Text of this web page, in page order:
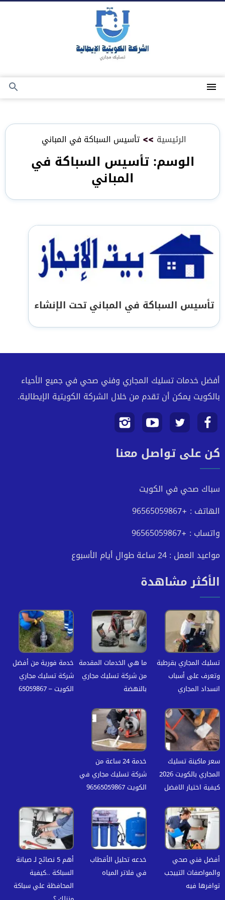
القائمة
بحث
الرئيسية >> تأسيس السباكة في المباني
الوسم:تأسيس السباكة في
المباني
تأسيس السباكة في المباني تحت الإنشاء
أفضل خدمات تسليك المجاري وفني صحي في جميع الأحياء
بالكويت يمكن أن تقدم من خلال الشركة الكويتية الإيطالية.
تابعنا
على
تابعنا
على
تابعنا
على
تابعنا
علىكن على تواصل معنا
سباك صحي في الكويت
الهاتف : +96565059867
واتساب : +96565059867
مواعيد العمل : 24 ساعة طوال أيام الأسبوع
الأكثر مشاهدة
تسليك المجاري بقرطبة
وتعرف على أسباب
انسداد المجاري
ما هي الخدمات المقدمة
من شركة تسليك مجاري
بالنهضة
خدمة فورية من أفضل
شركة تسليك مجاري
الكويت – 65059867
سعر ماكينة تسليك
المجاري بالكويت 2026
كيفية اختيار الافضل
خدمة 24 ساعة من
شركة تسليك مجاري في
الكويت 96565059867
أفضل فني صحي
والمواصفات التييجب
توافرها فيه
خدعه تحليل الأقطاب
في فلاتر المياه
أهم 5 نصائح لـ صيانة
السباكة ..كيفية
المحافظة علي سباكة